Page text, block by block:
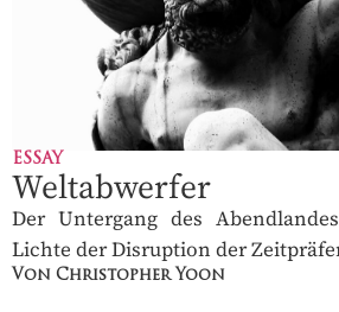
ESSAY
Weltabwerfer
Der Untergang des
Lichte der Disruption der
Von Christopher Yoon